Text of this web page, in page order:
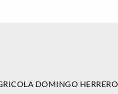
DOMINGO HERRERO